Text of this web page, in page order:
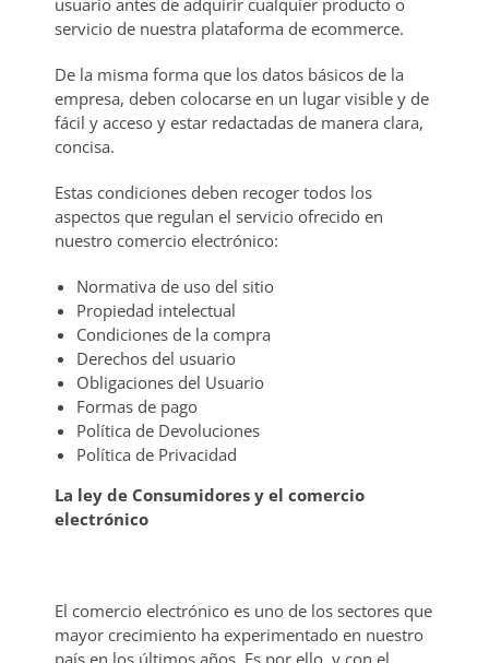
usuario antes de adquirir cualquier producto o
servicio de nuestra plataforma de ecommerce.
De la misma forma que los datos básicos de la
empresa, deben colocarse en un lugar visible y de
fácil y acceso y estar redactadas de manera clara,
concisa.
Estas condiciones deben recoger todos los
aspectos que regulan el servicio ofrecido en
nuestro comercio electrónico:
Normativa de uso del sitio
Propiedad intelectual
Condiciones de la compra
Derechos del usuario
Obligaciones del Usuario
Formas de pago
Política de Devoluciones
Política de Privacidad
La ley de Consumidores y el comercio
electrónico
El comercio electrónico es uno de los sectores que
mayor crecimiento ha experimentado en nuestro